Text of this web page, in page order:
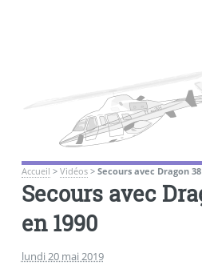
Accueil > Vidéos> Secours avec Dragon
Secours avec
en 1990
lundi 20 mai 2019